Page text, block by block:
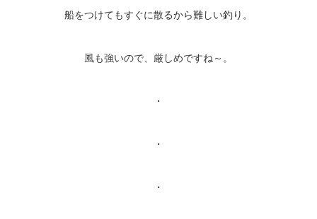
船をつけてもすぐに散るから難しい釣り。
風も強いので、厳しめですね～。
・
・
・